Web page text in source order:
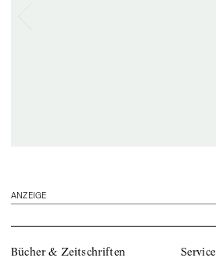
ANZEIGE
Bücher & Zeitschriften Service